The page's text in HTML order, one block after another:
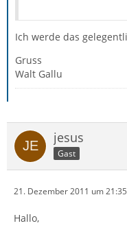
Ich werde das
Gruss
Walt Gallu
jesus
Gast
21. Dezember 2011 um 21:35
Hallo,